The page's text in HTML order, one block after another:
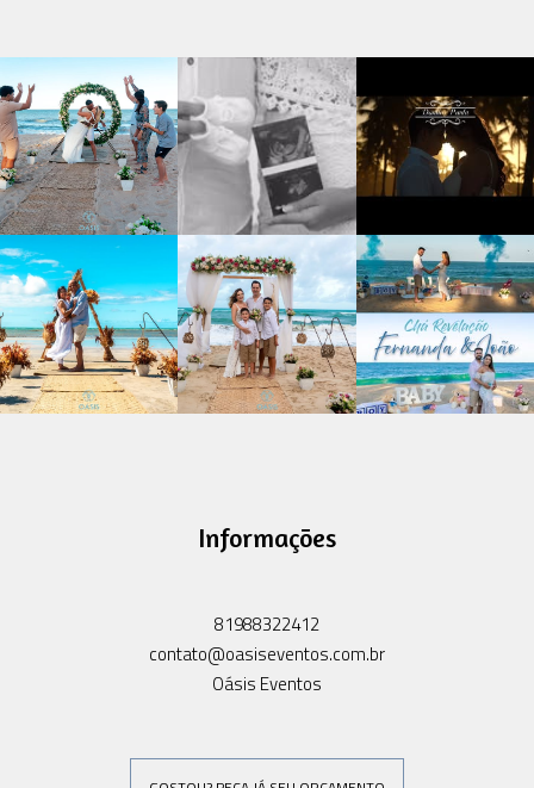
Informações
81988322412
contato@oasiseventos.com.br
Oásis Eventos